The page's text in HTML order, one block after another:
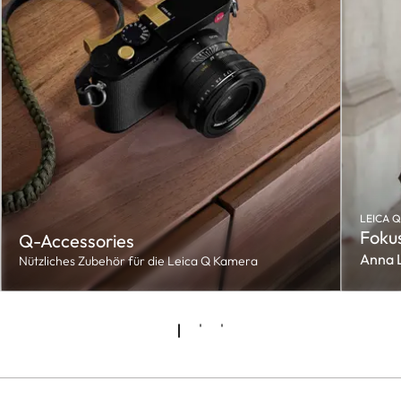
Q-Accessories
Nützliches Zubehör für die Leica Q Kamera
LEICA
Anna